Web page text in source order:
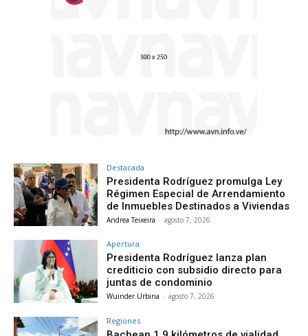
Destacada
Presidenta Rodríguez promulga Ley
Régimen Especial de Arrendamiento
de Inmuebles Destinados a Viviendas
Andrea Teixeira - agosto 7, 2026
Apertura
Presidenta Rodríguez lanza plan
crediticio con subsidio directo para
juntas de condominio
Wuinder Urbina - agosto 7, 2026
Regiones